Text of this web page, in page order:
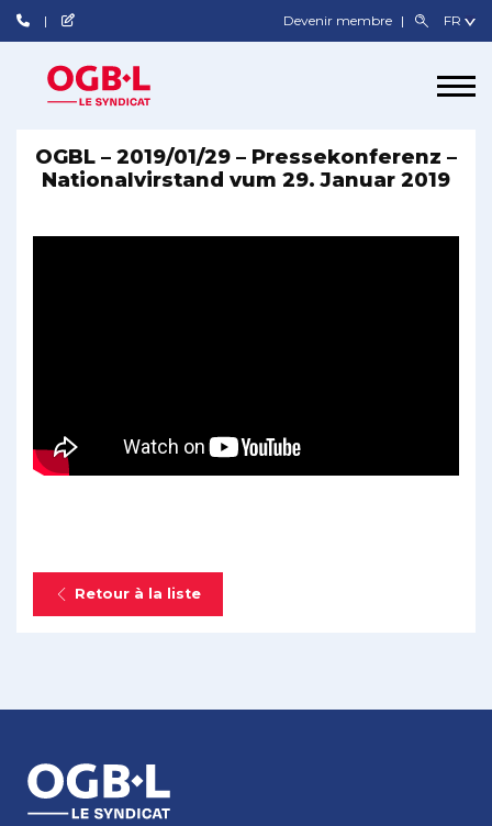
Devenir membre
OGBL – 2019/01/29 – Pressekonferenz –
Nationalvirstand vum 29. Januar 2019
Retour à la liste